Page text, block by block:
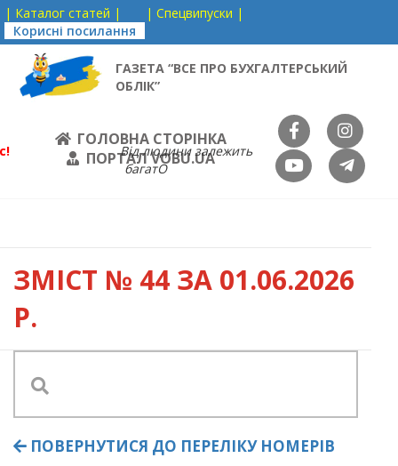
| Каталог статей |
| Спецвипуски |
Корисні посилання
ГАЗЕТА “ВСЕ ПРО БУХГАЛТЕРСЬКИЙ
ОБЛІК”
ГОЛОВНА СТОРІНКА
ПОРТАЛ VOBU.UA
Від людини залежить
багатО
ЗМІСТ № 44 ЗА 01.06.2026
Р.
ПОВЕРНУТИСЯ ДО ПЕРЕЛІКУ НОМЕРІВ